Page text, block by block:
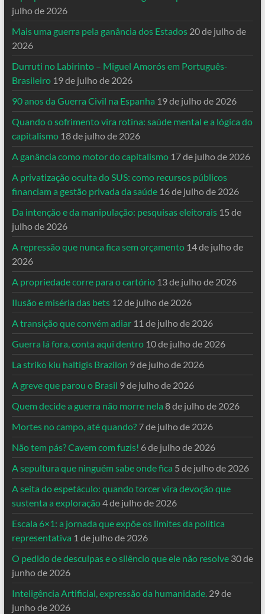
julho de 2026
Mais uma guerra pela ganância dos Estados 20 de julho de
2026
Durruti no Labirinto – Miguel Amorós em Português-
Brasileiro 19 de julho de 2026
90 anos da Guerra Civil na Espanha 19 de julho de 2026
Quando o sofrimento vira rotina: saúde mental e a lógica do
capitalismo 18 de julho de 2026
A ganância como motor do capitalismo 17 de julho de 2026
A privatização oculta do SUS: como recursos públicos
financiam a gestão privada da saúde 16 de julho de 2026
Da intenção e da manipulação: pesquisas eleitorais 15 de
julho de 2026
A repressão que nunca fica sem orçamento 14 de julho de
2026
A propriedade corre para o cartório 13 de julho de 2026
Ilusão e miséria das bets 12 de julho de 2026
A transição que convém adiar 11 de julho de 2026
Guerra lá fora, conta aqui dentro 10 de julho de 2026
La striko kiu haltigis Brazilon 9 de julho de 2026
A greve que parou o Brasil 9 de julho de 2026
Quem decide a guerra não morre nela 8 de julho de 2026
Mortes no campo, até quando? 7 de julho de 2026
Não tem pás? Cavem com fuzis! 6 de julho de 2026
A sepultura que ninguém sabe onde fica 5 de julho de 2026
A seita do espetáculo: quando torcer vira devoção que
sustenta a exploração4 de julho de 2026
Escala 6×1: a jornada que expõe os limites da política
representativa 1 de julho de 2026
O pedido de desculpas e o silêncio que ele não resolve 30 de
junho de 2026
Inteligência Artificial, expressão da humanidade. 29 de
junho de 2026